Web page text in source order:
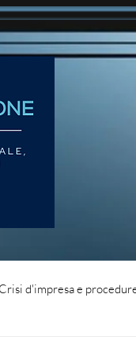
Crisi d'impresa e
aziendale